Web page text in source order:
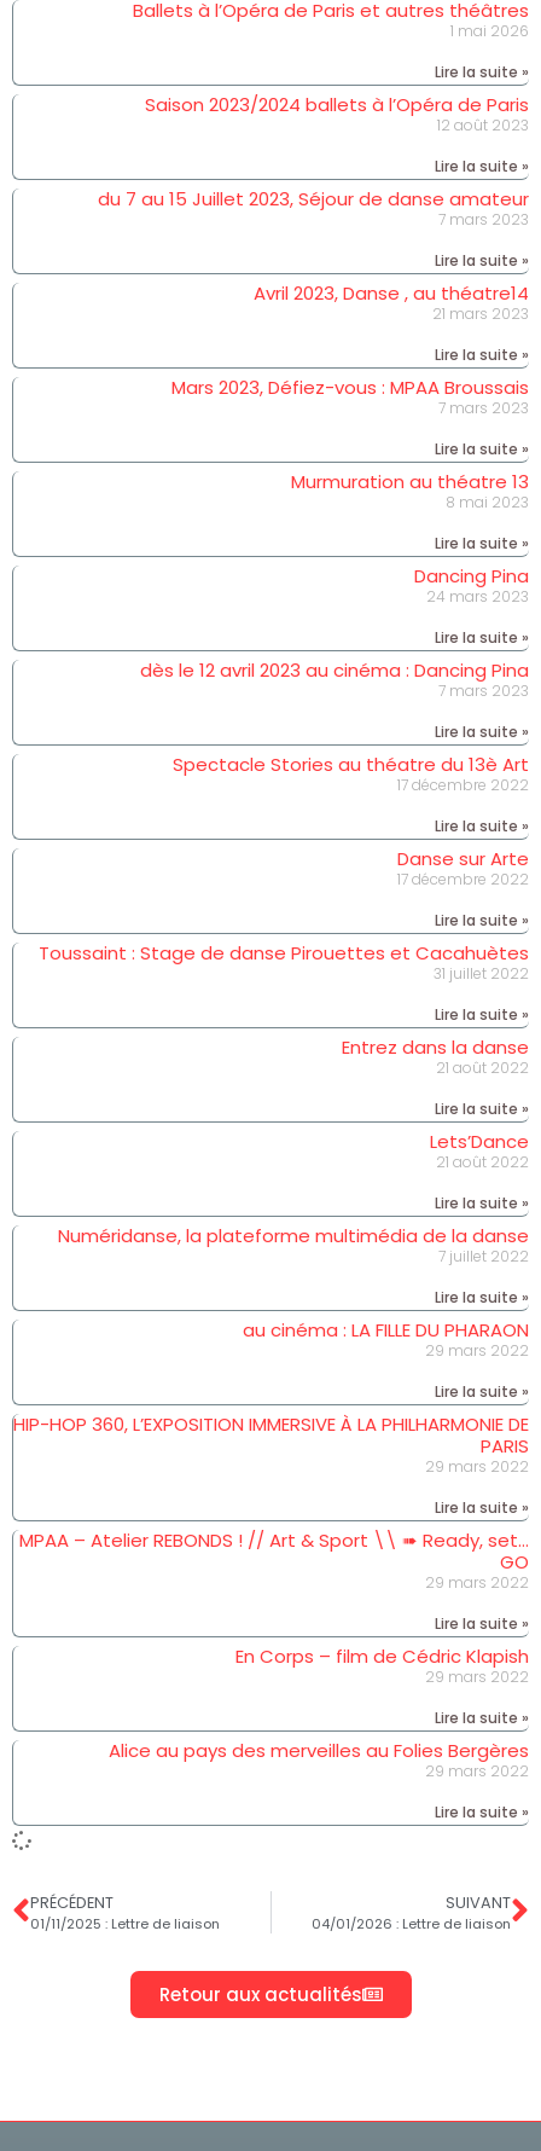
Ballets à l’Opéra de Paris et autres théâtres
1 mai 2026
Lire la suite »
Saison 2023/2024 ballets à l’Opéra de Paris
12 août 2023
Lire la suite »
du 7 au 15 Juillet 2023, Séjour de danse amateur
7 mars 2023
Lire la suite »
Avril 2023, Danse , au théatre14
21 mars 2023
Lire la suite »
Mars 2023, Défiez-vous : MPAA Broussais
7 mars 2023
Lire la suite »
Murmuration au théatre 13
8 mai 2023
Lire la suite »
Dancing Pina
24 mars 2023
Lire la suite »
dès le 12 avril 2023 au cinéma : Dancing Pina
7 mars 2023
Lire la suite »
Spectacle Stories au théatre du 13è Art
17 décembre 2022
Lire la suite »
Danse sur Arte
17 décembre 2022
Lire la suite »
Toussaint : Stage de danse Pirouettes et Cacahuètes
31 juillet 2022
Lire la suite »
Entrez dans la danse
21 août 2022
Lire la suite »
Lets’Dance
21 août 2022
Lire la suite »
Numéridanse, la plateforme multimédia de la danse
7 juillet 2022
Lire la suite »
au cinéma : LA FILLE DU PHARAON
29 mars 2022
Lire la suite »
HIP-HOP 360, L’EXPOSITION IMMERSIVE À LA PHILHARMONIE DE
PARIS
29 mars 2022
Lire la suite »
MPAA – Atelier REBONDS ! // Art & Sport \\ ➠ Ready, set…
GO
29 mars 2022
Lire la suite »
En Corps – film de Cédric Klapish
29 mars 2022
Lire la suite »
Alice au pays des merveilles au Folies Bergères
29 mars 2022
Lire la suite »
PRÉCÉDENT
01/11/2025 : Lettre de liaison
SUIVANT
04/01/2026 : Lettre de liaison
Retour aux actualités